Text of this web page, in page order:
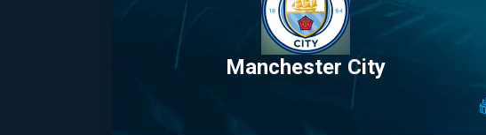
Manchester City